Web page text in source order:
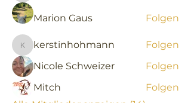
Marion Gaus Folgen
kerstinhohmann
kerstinhohmann
Folgen
Nicole Schweizer
Folgen
Mitch
Folgen